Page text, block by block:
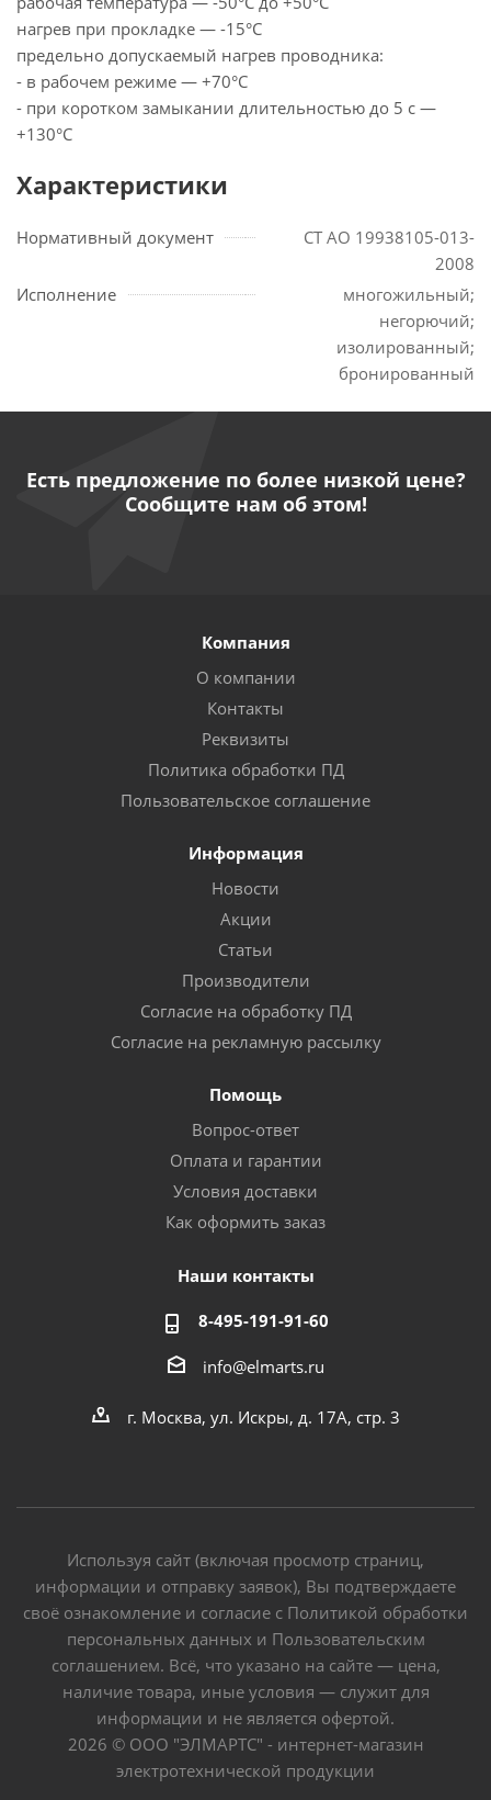
нагрев при прокладке — -15°С
предельно допускаемый нагрев проводника:
- в рабочем режиме — +70°С
- при коротком замыкании длительностью до 5 с —
+130°С
Характеристики
Нормативный документ
СТ АО 19938105-013-
2008
Исполнение
многожильный;
негорючий;
изолированный;
бронированный
Есть предложение по более низкой цене?
Сообщите нам об этом!
Компания
О компании
Контакты
Реквизиты
Политика обработки ПД
Пользовательское соглашение
Информация
Новости
Акции
Статьи
Производители
Согласие на обработку ПД
Согласие на рекламную рассылку
Помощь
Вопрос-ответ
Оплата и гарантии
Условия доставки
Как оформить заказ
Наши контакты
8-495-191-91-60
info@elmarts.ru
г. Москва, ул. Искры, д. 17А, стр. 3
Используя сайт (включая просмотр страниц,
информации и отправку заявок), Вы подтверждаете
своё ознакомление и согласие с Политикой обработки
персональных данных и Пользовательским
соглашением. Всё, что указано на сайте — цена,
наличие товара, иные условия — служит для
информации и не является офертой.
2026 © ООО "ЭЛМАРТС" - интернет-магазин
электротехнической продукции